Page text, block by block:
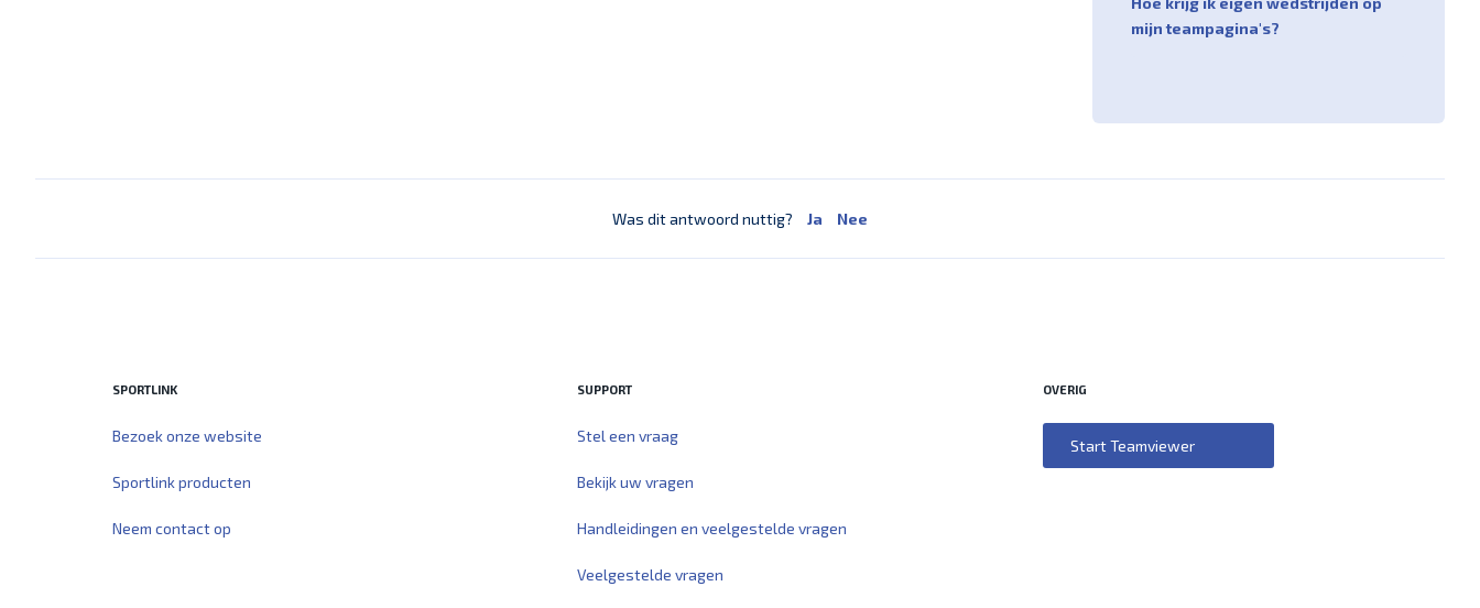
mijn teampagina's?
Was dit antwoord nuttig? Ja Nee
SPORTLINK
Bezoek onze website
Sportlink producten
Neem contact op
SUPPORT
Stel een vraag
Bekijk uw vragen
Handleidingen en veelgestelde vragen
Veelgestelde vragen
OVERIG
Start Teamviewer